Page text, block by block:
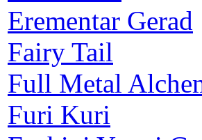
Erementar Gerad
Fairy Tail
Full Metal
Furi Kuri